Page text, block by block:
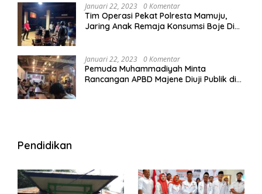
Januari 22, 2023 0 Komentar
Tim Operasi Pekat Polresta Mamuju,
Jaring Anak Remaja Konsumsi Boje Di
Januari 22, 2023 0 Komentar
Pemuda Muhammadiyah Minta
Rancangan APBD Majene Diuji Publik di
Pendidikan